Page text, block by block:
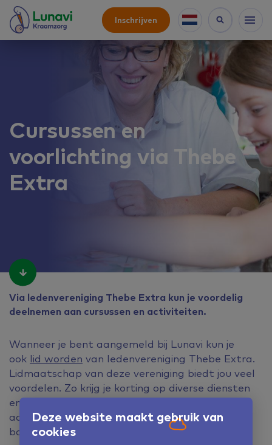
Deze website maakt gebruik van
cookies
Inschrijven
Cursussen en
voorlichting via Thebe
Extra
Via ledenvereniging Thebe Extra kun je voordelig
deelnemen aan cursussen en activiteiten.
Wanneer je bent aangemeld bij Lunavi kun je
ook lid worden van ledenvereniging Thebe Extra.
Lidmaatschap van deze vereniging biedt jou veel
voordelen. Zo krijg je korting op diverse diensten
en uitjes en kun je voordelig deelnemen
aan cursussenen activiteiten, zoals
babyzwemmen en EHBO bij kinderen.